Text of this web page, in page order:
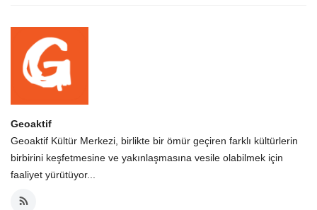
Geoaktif
Geoaktif Kültür Merkezi, birlikte bir ömür geçiren farklı kültürlerin
birbirini keşfetmesine ve yakınlaşmasına vesile olabilmek için
faaliyet yürütüyor...